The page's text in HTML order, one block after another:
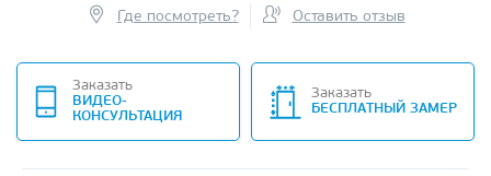
Где посмотреть? Оставить отзыв
Заказать
ВИДЕО-
КОНСУЛЬТАЦИЯ
Заказать
БЕСПЛАТНЫЙ ЗАМЕР